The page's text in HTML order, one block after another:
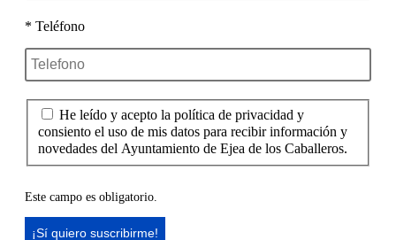
* Teléfono
He leído y acepto la política de privacidad y
consiento el uso de mis datos para recibir información y
novedades del Ayuntamiento de Ejea de los Caballeros.
Este campo es obligatorio.